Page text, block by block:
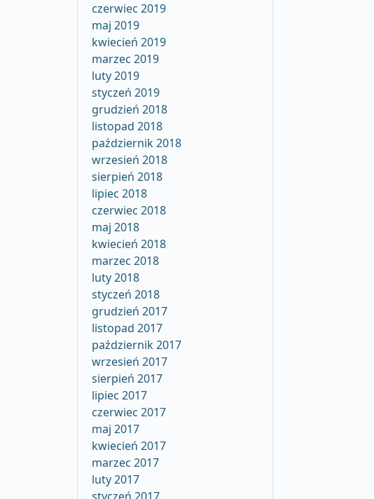
czerwiec 2019
maj 2019
kwiecień 2019
marzec 2019
luty 2019
styczeń 2019
grudzień 2018
listopad 2018
październik 2018
wrzesień 2018
sierpień 2018
lipiec 2018
czerwiec 2018
maj 2018
kwiecień 2018
marzec 2018
luty 2018
styczeń 2018
grudzień 2017
listopad 2017
październik 2017
wrzesień 2017
sierpień 2017
lipiec 2017
czerwiec 2017
maj 2017
kwiecień 2017
marzec 2017
luty 2017